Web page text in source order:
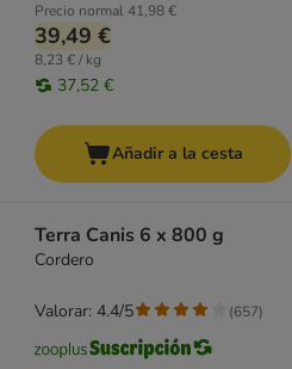
Precio normal41,98 €
39,49 €
8,23 € / kg
37,52 €
Añadir a la cesta
Terra Canis 6 x 800 g
Cordero
Valorar: 4.4/5 (657)